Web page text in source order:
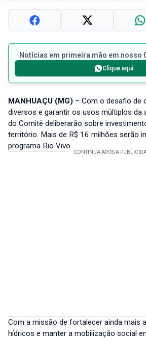
Notícias em primeira mão em nosso
Clique aqui
MANHUAÇU (MG) – Com o desafio de
diversos e garantir os usos múltiplos da
do Comitê deliberarão sobre
território. Mais de R$ 16 milhões serão
programa Rio Vivo.
Com a missão de fortalecer ainda mais
hídricos e manter a mobilização social